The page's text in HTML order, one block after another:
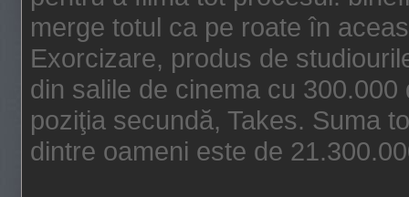
merge totul ca pe roate în
Exorcizare, produs de
din salile de cinema cu
poziţia secundă, Takes. Suma
dintre oameni este de